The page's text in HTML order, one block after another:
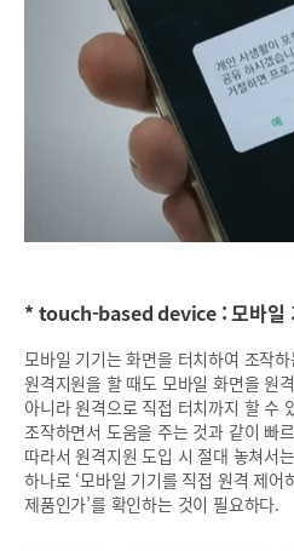
* touch-based device : 모바일
모바일 기기는 화면을 터치하여 조작
원격지원을 할 때도 모바일 화면을 원
아니라 원격으로 직접 터치까지 할 수
조작하면서 도움을 주는 것과 같이 빠
따라서 원격지원 도입 시 절대 놓쳐서
하나로 ‘모바일 기기를 직접 원격 제어
제품인가’를 확인하는 것이 필요하다.